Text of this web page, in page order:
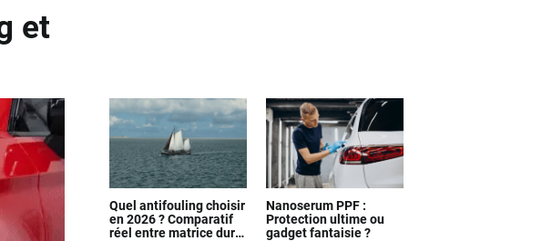
et
Quel antifouling choisir
en 2026 ? Comparatif
réel entre matrice dure,
Nanoserum PPF :
Protection ultime ou
gadget fantaisie ?